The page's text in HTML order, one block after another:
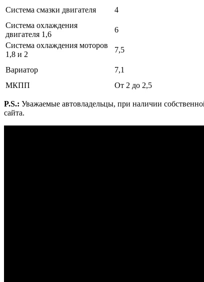
Система смазки двигателя
4
Система охлаждения
двигателя 1,6
6
Система охлаждения моторов
1,8 и 2
7,5
Вариатор 7,1
МКПП
От 2 до 2,5
P.S.: Уважаемые автовладельцы, при наличии
сайта.